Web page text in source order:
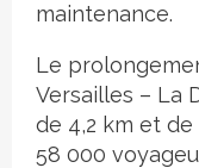
maintenance.
Le
Versailles – La
de 4,2 km et de
58 000